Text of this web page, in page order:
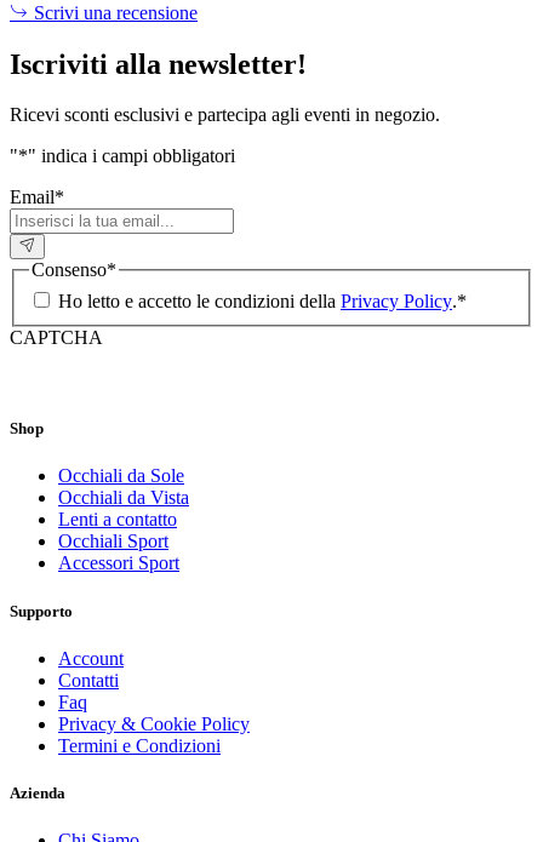
prodotto
Scrivi una recensione
Iscriviti alla newsletter!
Ricevi sconti esclusivi e partecipa agli eventi in negozio.
"*" indica i campi obbligatori
Email*
Consenso*
Ho letto e accetto le condizioni della Privacy Policy.*
CAPTCHA
Shop
Occhiali da Sole
Occhiali da Vista
Lenti a contatto
Occhiali Sport
Accessori Sport
Supporto
Account
Contatti
Faq
Privacy & Cookie Policy
Termini e Condizioni
Azienda